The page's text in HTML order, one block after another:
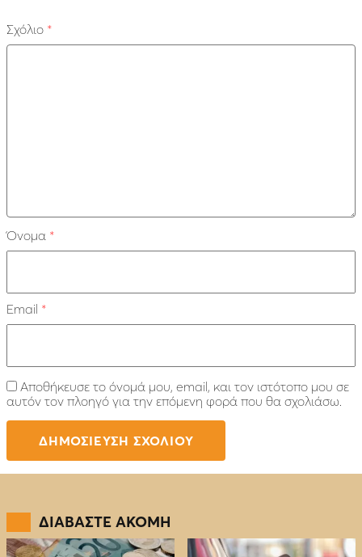
Σχόλιο *
Όνομα *
Email *
Αποθήκευσε το όνομά μου, email, και τον ιστότοπο μου σε
αυτόν τον πλοηγό για την επόμενη φορά που θα σχολιάσω.
ΔΙΑΒΑΣΤΕ ΑΚΟΜΗ